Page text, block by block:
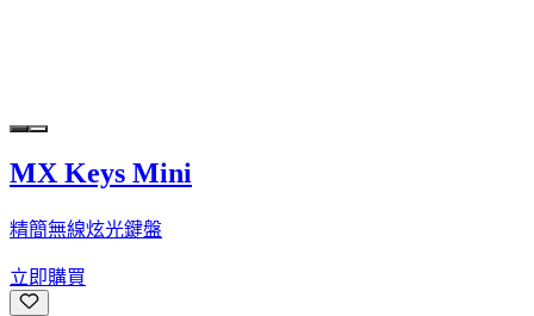
MX Keys Mini
精簡無線炫光鍵盤
立即購買